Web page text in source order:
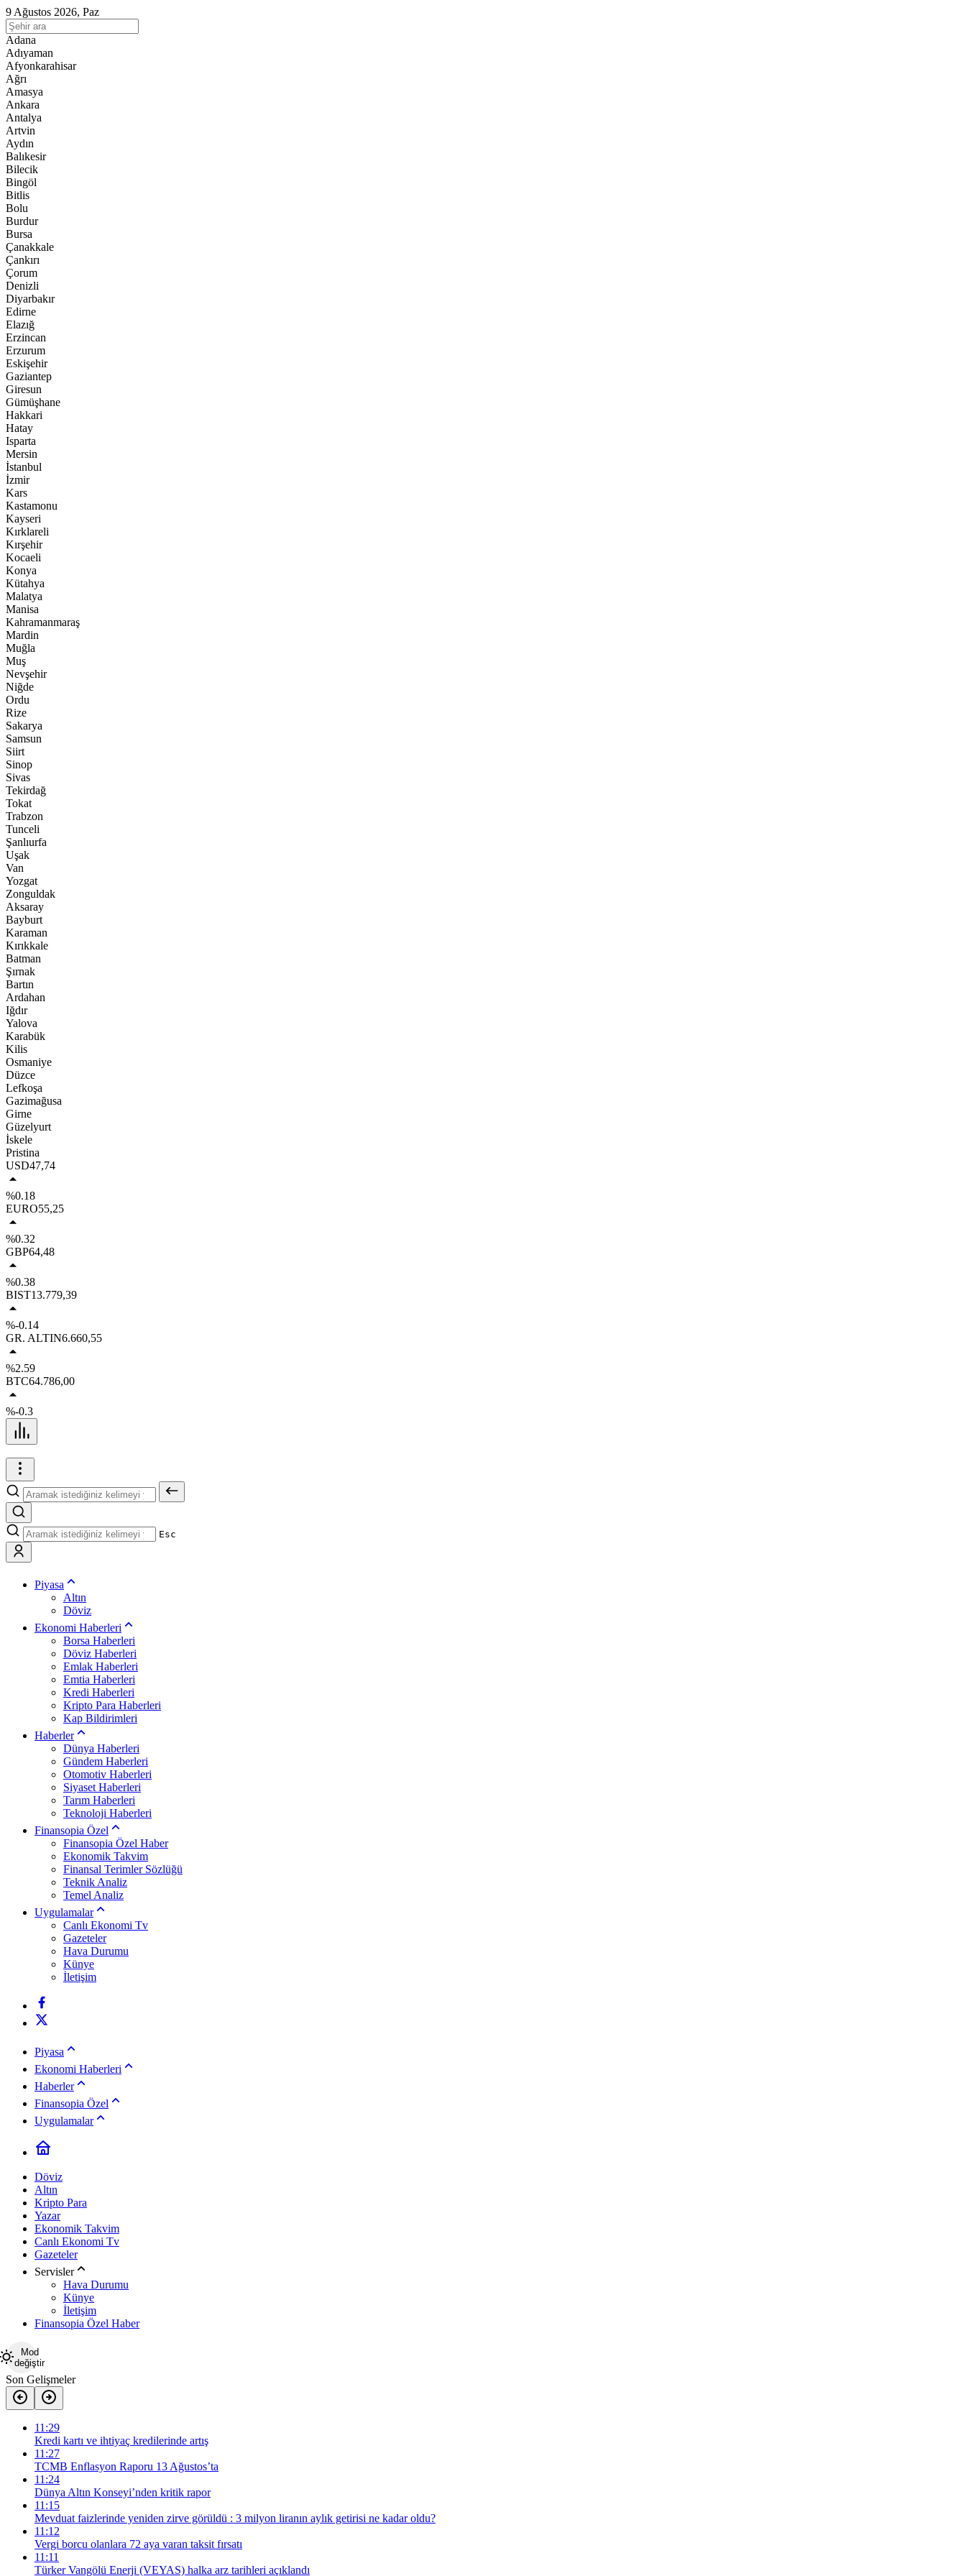
9 Ağustos 2026, Paz
Adana
Adıyaman
Afyonkarahisar
Ağrı
Amasya
Ankara
Antalya
Artvin
Aydın
Balıkesir
Bilecik
Bingöl
Bitlis
Bolu
Burdur
Bursa
Çanakkale
Çankırı
Çorum
Denizli
Diyarbakır
Edirne
Elazığ
Erzincan
Erzurum
Eskişehir
Gaziantep
Giresun
Gümüşhane
Hakkari
Hatay
Isparta
Mersin
İstanbul
İzmir
Kars
Kastamonu
Kayseri
Kırklareli
Kırşehir
Kocaeli
Konya
Kütahya
Malatya
Manisa
Kahramanmaraş
Mardin
Muğla
Muş
Nevşehir
Niğde
Ordu
Rize
Sakarya
Samsun
Siirt
Sinop
Sivas
Tekirdağ
Tokat
Trabzon
Tunceli
Şanlıurfa
Uşak
Van
Yozgat
Zonguldak
Aksaray
Bayburt
Karaman
Kırıkkale
Batman
Şırnak
Bartın
Ardahan
Iğdır
Yalova
Karabük
Kilis
Osmaniye
Düzce
Lefkoşa
Gazimağusa
Girne
Güzelyurt
İskele
Pristina
USD47,74
%0.18
EURO55,25
%0.32
GBP64,48
%0.38
BIST13.779,39
%-0.14
GR. ALTIN6.660,55
%2.59
BTC64.786,00
%-0.3
Esc
Piyasa
Altın
Döviz
Ekonomi Haberleri
Borsa Haberleri
Döviz Haberleri
Emlak Haberleri
Emtia Haberleri
Kredi Haberleri
Kripto Para Haberleri
Kap Bildirimleri
Haberler
Dünya Haberleri
Gündem Haberleri
Otomotiv Haberleri
Siyaset Haberleri
Tarım Haberleri
Teknoloji Haberleri
Finansopia Özel
Finansopia Özel Haber
Ekonomik Takvim
Finansal Terimler Sözlüğü
Teknik Analiz
Temel Analiz
Uygulamalar
Canlı Ekonomi Tv
Gazeteler
Hava Durumu
Künye
İletişim
Piyasa
Ekonomi Haberleri
Haberler
Finansopia Özel
Uygulamalar
Döviz
Altın
Kripto Para
Yazar
Ekonomik Takvim
Canlı Ekonomi Tv
Gazeteler
Servisler
Hava Durumu
Künye
İletişim
Finansopia Özel Haber
Mod
değiştir
Son Gelişmeler
11:29
Kredi kartı ve ihtiyaç kredilerinde artış
11:27
TCMB Enflasyon Raporu 13 Ağustos’ta
11:24
Dünya Altın Konseyi’nden kritik rapor
11:15
Mevduat faizlerinde yeniden zirve görüldü : 3 milyon liranın aylık getirisi ne kadar oldu?
11:12
Vergi borcu olanlara 72 aya varan taksit fırsatı
11:11
Türker Vangölü Enerji (VEYAS) halka arz tarihleri açıklandı